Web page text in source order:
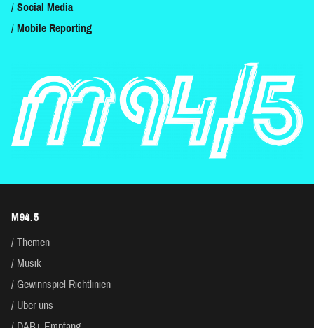
Social Media
Mobile Reporting
M94.5
Themen
Musik
Gewinnspiel-Richtlinien
Über uns